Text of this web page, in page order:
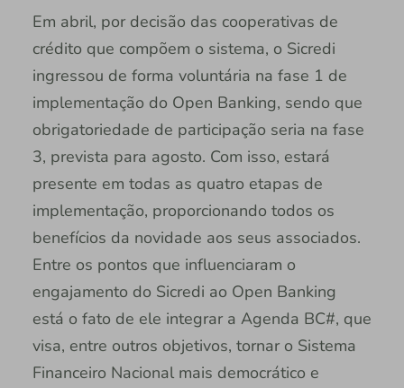
Em abril, por decisão das cooperativas de
crédito que compõem o sistema, o Sicredi
ingressou de forma voluntária na fase 1 de
implementação do Open Banking, sendo que
obrigatoriedade de participação seria na fase
3, prevista para agosto. Com isso, estará
presente em todas as quatro etapas de
implementação, proporcionando todos os
benefícios da novidade aos seus associados.
Entre os pontos que influenciaram o
engajamento do Sicredi ao Open Banking
está o fato de ele integrar a Agenda BC#, que
visa, entre outros objetivos, tornar o Sistema
Financeiro Nacional mais democrático e